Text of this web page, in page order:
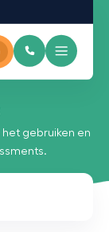
gebruiken en